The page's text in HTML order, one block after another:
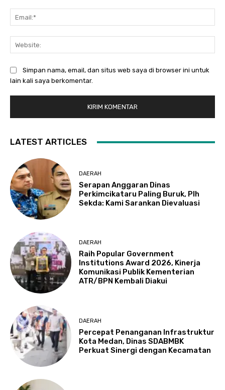
Simpan nama, email, dan situs web saya di browser ini untuk
lain kali saya berkomentar.
LATEST ARTICLES
DAERAH
Serapan Anggaran Dinas
Perkimcikataru Paling Buruk, Plh
Sekda: Kami Sarankan Dievaluasi
DAERAH
Raih Popular Government
Institutions Award 2026, Kinerja
Komunikasi Publik Kementerian
ATR/BPN Kembali Diakui
DAERAH
Percepat Penanganan Infrastruktur
Kota Medan, Dinas SDABMBK
Perkuat Sinergi dengan Kecamatan